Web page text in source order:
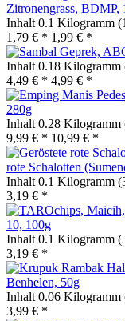
Zitronengrass, BDMP,
Inhalt 0.1 Kilogramm
1,79 € * 1,99 € *
Inhalt 0.18 Kilogramm
4,49 € * 4,99 € *
280g
Inhalt 0.28 Kilogramm
9,99 € * 10,99 € *
rote Schalotten
Inhalt 0.1 Kilogramm
3,19 € *
10, 100g
Inhalt 0.1 Kilogramm
3,19 € *
Benhelen, 50g
Inhalt 0.06 Kilogramm
3,99 € *